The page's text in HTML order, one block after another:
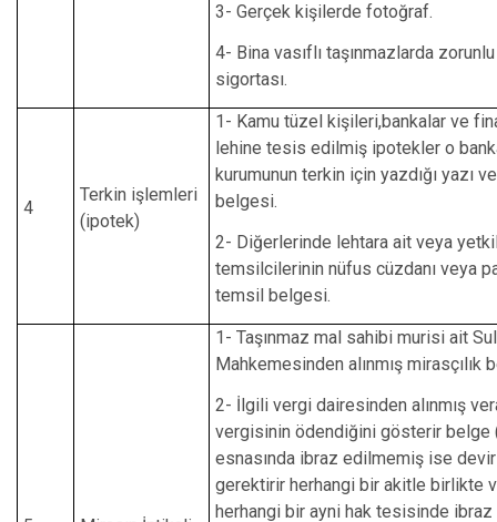
3- Gerçek kişilerde fotoğraf.
4- Bina vasıflı taşınmazlarda
sigortası.
4
Terkin işlemleri
(ipotek)
1- Kamu tüzel kişileri,bankalar ve
lehine tesis edilmiş ipotekler o
kurumunun terkin için yazdığı yazı
belgesi.
2- Diğerlerinde lehtara ait veya
temsilcilerinin nüfus cüzdanı veya
temsil belgesi.
1- Taşınmaz mal sahibi murisi ait
Mahkemesinden alınmış mirasçılık
2- İlgili vergi dairesinden alınmış
vergisinin ödendiğini gösterir belge
esnasında ibraz edilmemiş ise
gerektirir herhangi bir akitle birlikte
herhangi bir ayni hak tesisinde